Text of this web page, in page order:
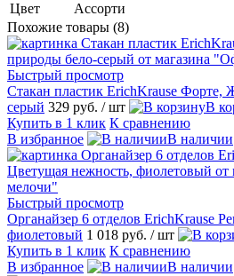
Цвет
Ассорти
Похожие товары (8)
Быстрый просмотр
Стакан пластик ErichKrause Форте,
серый 329 руб. / шт В
Купить в 1 клик К сравнению
В избранное
В наличии
Быстрый просмотр
Органайзер 6 отделов ErichKrause
фиолетовый 1 018 руб. / шт
Купить в 1 клик К сравнению
В избранное
В наличии